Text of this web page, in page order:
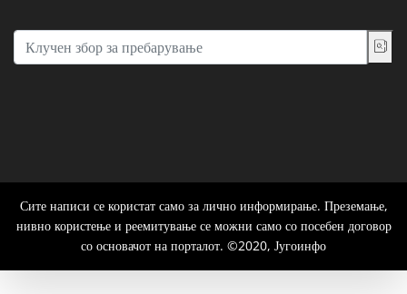
Сите написи се користат само за лично информирање. Преземање,
нивно користење и реемитување се можни само со посебен договор
со основачот на порталот. ©2020, Југоинфо